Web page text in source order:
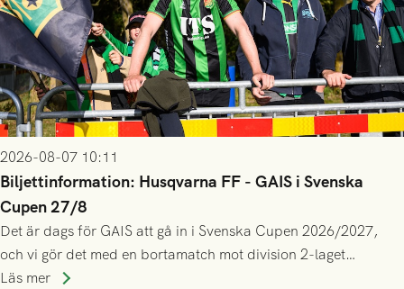
2026-08-07 10:11
Biljettinformation: Husqvarna FF - GAIS i Svenska
Cupen 27/8
Det är dags för GAIS att gå in i Svenska Cupen 2026/2027,
och vi gör det med en bortamatch mot division 2-laget
Husqvarna FF. Häng med och stötta grönsvart på plats!
Läs mer